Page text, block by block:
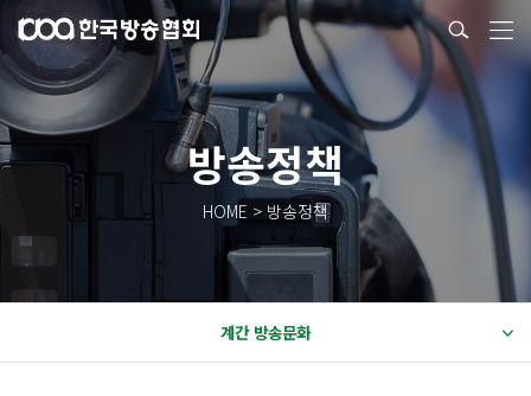
방송정책
HOME > 방송정책
계간 방송문화